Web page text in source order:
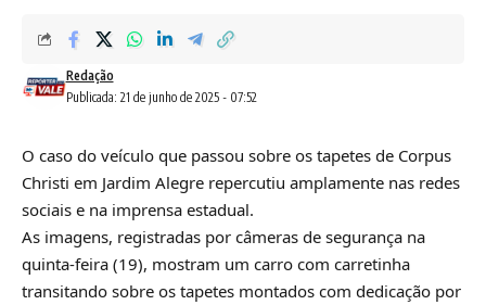
Publicada: 21 de junho de 2025 - 07:52
Redação
O caso do veículo que passou sobre os tapetes de Corpus
Christi em Jardim Alegre repercutiu amplamente nas redes
sociais e na imprensa estadual.
As imagens, registradas por câmeras de segurança na
quinta-feira (19), mostram um carro com carretinha
transitando sobre os tapetes montados com dedicação por